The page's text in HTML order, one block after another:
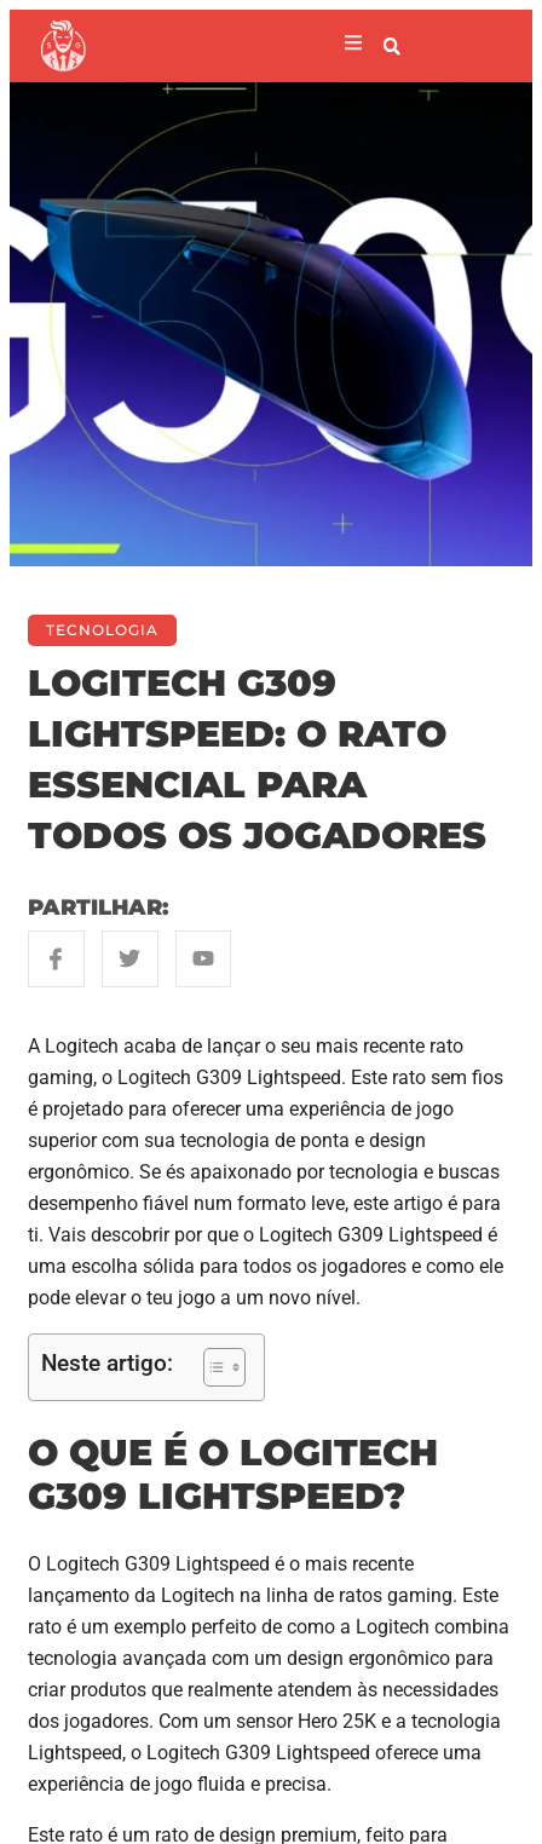
TECNOLOGIA
LOGITECH G309
LIGHTSPEED: O RATO
ESSENCIAL PARA
TODOS OS JOGADORES
PARTILHAR:
A Logitech acaba de lançar o seu mais recente rato
gaming, o Logitech G309 Lightspeed. Este rato sem fios
é projetado para oferecer uma experiência de jogo
superior com sua tecnologia de ponta e design
ergonômico. Se és apaixonado por tecnologia e buscas
desempenho fiável num formato leve, este artigo é para
ti. Vais descobrir por que o Logitech G309 Lightspeed é
uma escolha sólida para todos os jogadores e como ele
pode elevar o teu jogo a um novo nível.
Neste artigo:
O QUE É O LOGITECH
G309 LIGHTSPEED?
O Logitech G309 Lightspeed é o mais recente
lançamento da Logitech na linha de ratos gaming. Este
rato é um exemplo perfeito de como a Logitech combina
tecnologia avançada com um design ergonômico para
criar produtos que realmente atendem às necessidades
dos jogadores. Com um sensor Hero 25K e a tecnologia
Lightspeed, o Logitech G309 Lightspeed oferece uma
experiência de jogo fluida e precisa.
Este rato é um rato de design premium, feito para